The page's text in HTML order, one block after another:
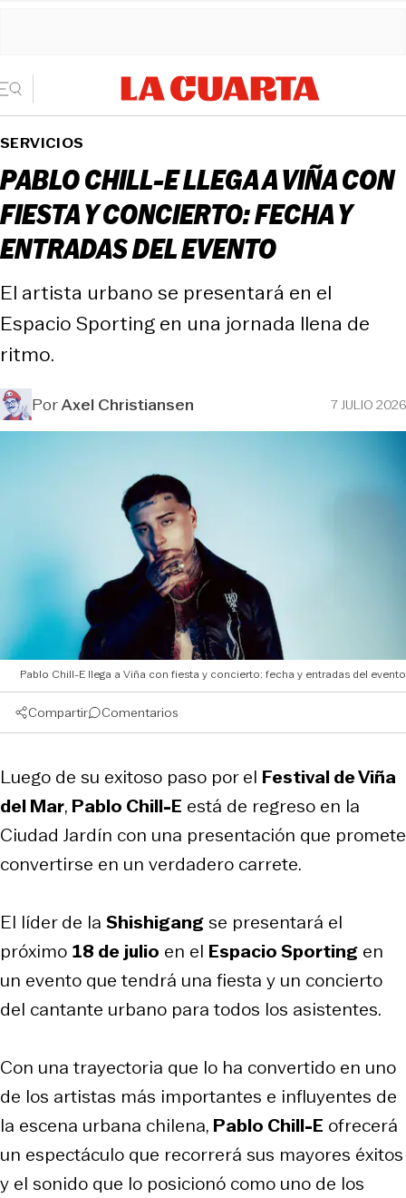
SERVICIOS
PABLO CHILL-E LLEGA A VIÑA CON
FIESTA Y CONCIERTO: FECHA Y
ENTRADAS DEL EVENTO
El artista urbano se presentará en el
Espacio Sporting en una jornada llena de
ritmo.
PorAxel Christiansen 7 JULIO 2026
Pablo Chill-E llega a Viña con fiesta y concierto: fecha y entradas del evento
Compartir Comentarios
Luego de su exitoso paso por el Festival de Viña
del Mar, Pablo Chill-E está de regreso en la
Ciudad Jardín con una presentación que promete
convertirse en un verdadero carrete.
El líder de la Shishigangse presentará el
próximo 18 de julio en el Espacio Sporting en
un evento que tendrá una fiesta y un concierto
del cantante urbano para todos los asistentes.
Con una trayectoria que lo ha convertido en uno
de los artistas más importantes e influyentes de
la escena urbana chilena, Pablo Chill-E ofrecerá
un espectáculo que recorrerá sus mayores éxitos
y el sonido que lo posicionó como uno de los